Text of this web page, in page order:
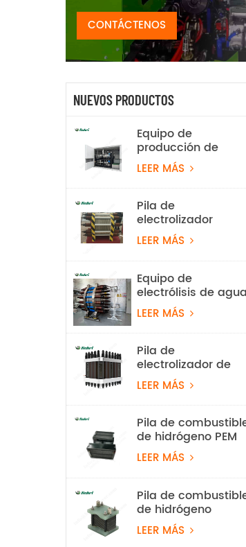
CONTÁCTENOS
NUEVOS PRODUCTOS
Equipo de
producción de
hidrógeno por
electrólisis de agua
alcalina de 100
Nm³/h y 500 kW
LEER MÁS
Pila de
electrolizador
alcalino de 2 Nm³/h
LEER MÁS
Equipo de
electrólisis de agua
alcalina con
hidrógeno de 100
Nm³/h y 500 kW
LEER MÁS
Pila de
electrolizador de
hidrógeno PEM de
60 Nm³/h
LEER MÁS
Pila de
de hidrógeno PEM
ligera de 550 W
para vehículos
aéreos no
tripulados
LEER MÁS
Pila de
de hidrógeno
refrigerada por aire
de 100 W
LEER MÁS